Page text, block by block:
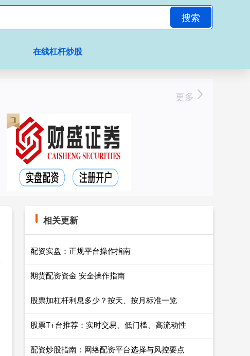
搜索
在线杠杆炒股
更多
相关更新
配资实盘：正规平台操作指南
期货配资资金 安全操作指南
股票加杠杆利息多少？按天、按月标准一览
股票T+台推荐：实时交易、低门槛、高流动性
配资炒股指南：网络配资平台选择与风控要点